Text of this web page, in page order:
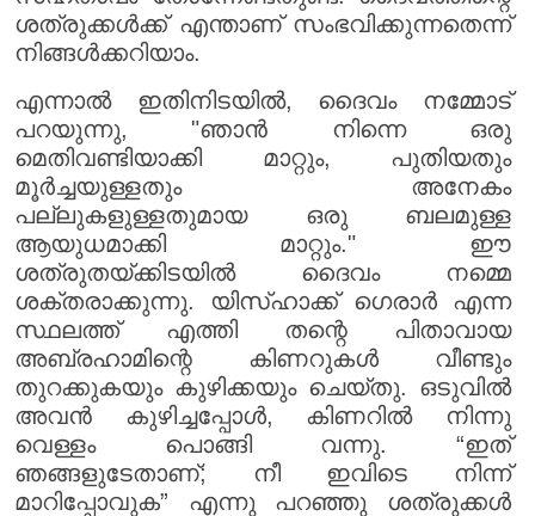
ശത്രുക്കൾക്ക് എന്താണ് സംഭവിക്കുന്നതെന്ന്
നിങ്ങൾക്കറിയാം.
എന്നാൽ ഇതിനിടയിൽ, ദൈവം നമ്മോട്
പറയുന്നു, "ഞാൻ നിന്നെ ഒരു
മെതിവണ്ടിയാക്കി മാറ്റും, പുതിയതും
മൂർച്ചയുള്ളതും അനേകം
പല്ലുകളുള്ളതുമായ ഒരു ബലമുള്ള
ആയുധമാക്കി മാറ്റും." ഈ
ശത്രുതയ്ക്കിടയിൽ ദൈവം നമ്മെ
ശക്തരാക്കുന്നു. യിസ്‌ഹാക്ക് ഗെരാർ എന്ന
സ്ഥലത്ത് എത്തി തന്റെ പിതാവായ
അബ്രഹാമിന്റെ കിണറുകൾ വീണ്ടും
തുറക്കുകയും കുഴിക്കയും ചെയ്തു. ഒടുവിൽ
അവൻ കുഴിച്ചപ്പോൾ, കിണറിൽ നിന്നു
വെള്ളം പൊങ്ങി വന്നു. “ഇത്
ഞങ്ങളുടേതാണ്; നീ ഇവിടെ നിന്ന്
മാറിപ്പോവുക” എന്നു പറഞ്ഞു ശത്രുക്കൾ